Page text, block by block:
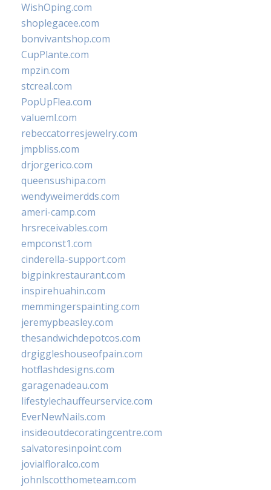
WishOping.com
shoplegacee.com
bonvivantshop.com
CupPlante.com
mpzin.com
stcreal.com
PopUpFlea.com
valueml.com
rebeccatorresjewelry.com
jmpbliss.com
drjorgerico.com
queensushipa.com
wendyweimerdds.com
ameri-camp.com
hrsreceivables.com
empconst1.com
cinderella-support.com
bigpinkrestaurant.com
inspirehuahin.com
memmingerspainting.com
jeremypbeasley.com
thesandwichdepotcos.com
drgiggleshouseofpain.com
hotflashdesigns.com
garagenadeau.com
lifestylechauffeurservice.com
EverNewNails.com
insideoutdecoratingcentre.com
salvatoresinpoint.com
jovialfloralco.com
johnlscotthometeam.com